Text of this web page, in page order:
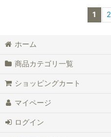
1 2
ホーム
商品カテゴリ一覧
ショッピングカート
マイページ
ログイン